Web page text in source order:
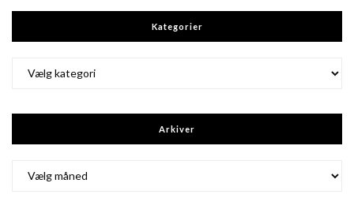
Kategorier
Arkiver